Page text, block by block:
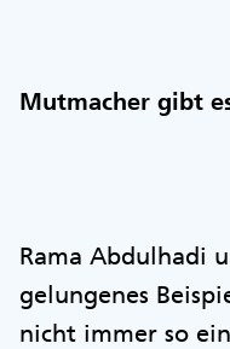
Mutmacher gibt
Rama Abdulhadi
gelungenes
nicht immer so